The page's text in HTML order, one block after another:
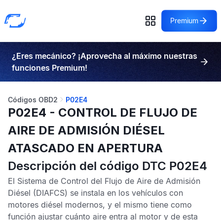
Premium
¿Eres mecánico? ¡Aprovecha al máximo nuestras
funciones Premium!
Códigos OBD2 P02E4
P02E4 - CONTROL DE FLUJO DE
AIRE DE ADMISIÓN DIÉSEL
ATASCADO EN APERTURA
Descripción del código DTC P02E4
El Sistema de Control del Flujo de Aire de Admisión
Diésel (DIAFCS) se instala en los vehículos con
motores diésel modernos, y el mismo tiene como
función ajustar cuánto aire entra al motor y de esta